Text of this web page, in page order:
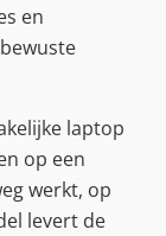
en
laptop
op een
werkt, op
levert de